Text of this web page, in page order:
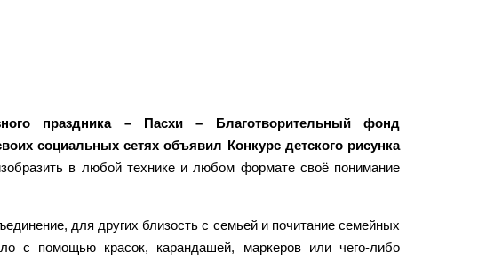
праздника – Пасхи – Благотворительный фонд
социальных сетях объявил Конкурс детского рисунка
в любой технике и любом формате своё понимание
для других близость с семьей и почитание семейных
с помощью красок, карандашей, маркеров или чего-либо